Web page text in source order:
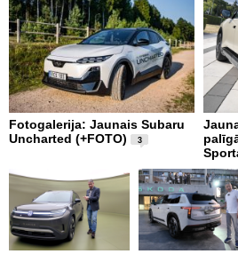
Fotogalerija: Jaunais Subaru
Uncharted (+FOTO)
3